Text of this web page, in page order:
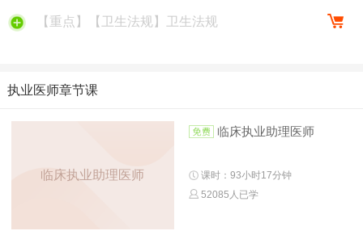
【重点】【卫生法规】卫生法规
执业医师章节课
临床执业助理医师
临床执业助理医师
课时：93小时17分钟
52085人已学